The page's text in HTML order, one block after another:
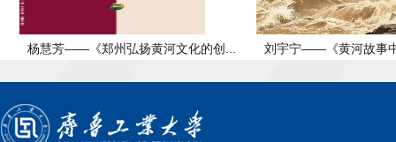
杨慧芳——《郑州弘扬黄河文化的创... 刘宇宁——《黄河故事